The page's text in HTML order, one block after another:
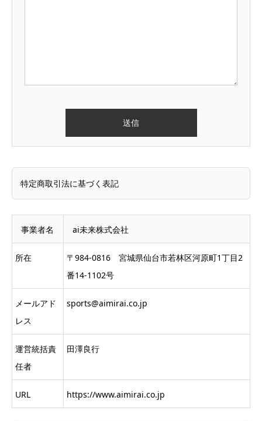
特定商取引法に基づく表記
事業者名 ai未来株式会社
所在
〒984-0816 宮城県仙台市若林区河原町1丁目2
番14-1102号
メールアド
レス
sports@aimirai.co.jp
運営統括責
任者
田澤良行
URL https://www.aimirai.co.jp